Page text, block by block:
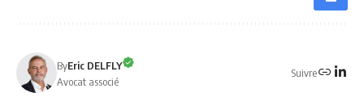
ByEric DELFLY
Avocat associé
Suivre